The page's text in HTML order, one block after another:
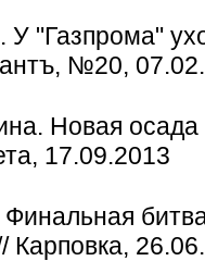
"Газпрома"
№20,
Новая
17.09.2013
Карповка,